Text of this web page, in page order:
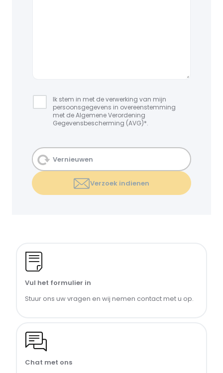
Ik stem in met de verwerking van mijn
persoonsgegevens in overeenstemming
met de Algemene Verordening
Gegevensbescherming (AVG)*.
Vernieuwen
Verzoek indienen
Vul het formulier in
Stuur ons uw vragen en wij nemen contact met u op.
Chat met ons